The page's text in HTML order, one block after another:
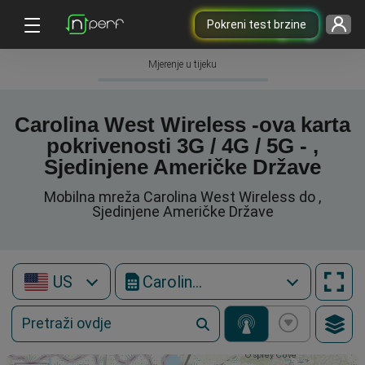
Pokreni test brzine
Mjerenje u tijeku
Carolina West Wireless -ova karta
pokrivenosti 3G / 4G / 5G - ,
Sjedinjene Američke Države
Mobilna mreža Carolina West Wireless do ,
Sjedinjene Američke Države
US Carolina West Wireless